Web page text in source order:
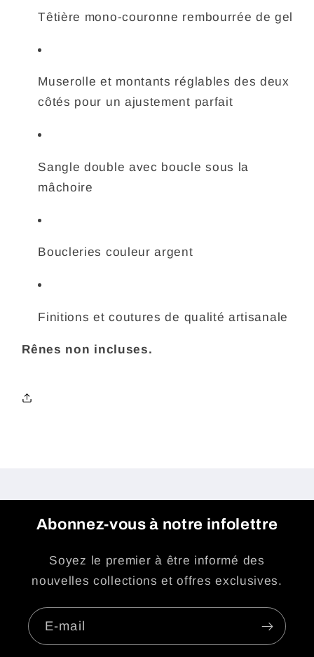
Têtière mono-couronne rembourrée de gel
Muserolle et montants réglables des deux
côtés pour un ajustement parfait
Sangle double avec boucle sous la
mâchoire
Boucleries couleur argent
Finitions et coutures de qualité artisanale
Rênes non incluses.
Abonnez-vous à notre infolettre
Soyez le premier à être informé des
nouvelles collections et offres exclusives.
E-mail